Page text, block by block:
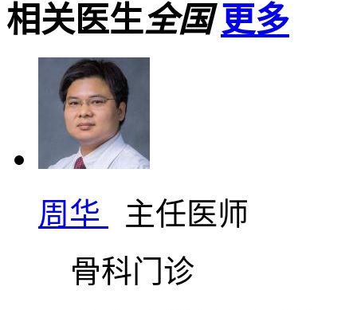
相关医生全国 更多
周华
主任医师
骨科门诊